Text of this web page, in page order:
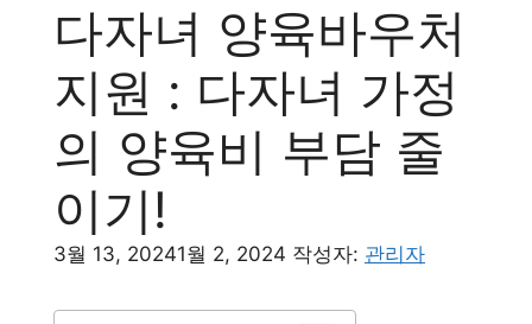
다자녀 양육바우처
지원 : 다자녀 가정
의 양육비 부담 줄
이기!
3월 13, 20241월 2, 2024 작성자: 관리자